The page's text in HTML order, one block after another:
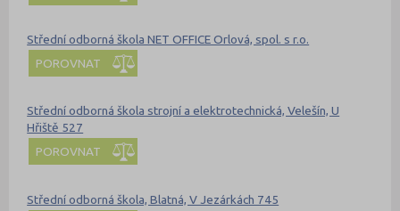
Střední odborná škola NET OFFICE Orlová, spol. s r.o.
POROVNAT
Střední odborná škola strojní a elektrotechnická, Velešín, U
Hřiště 527
POROVNAT
Střední odborná škola, Blatná, V Jezárkách 745